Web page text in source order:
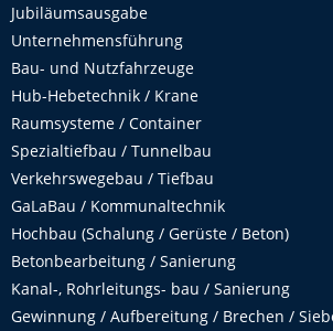
Jubiläumsausgabe
Unternehmensführung
Bau- und Nutzfahrzeuge
Hub-Hebetechnik / Krane
Raumsysteme / Container
Spezialtiefbau / Tunnelbau
Verkehrswegebau / Tiefbau
GaLaBau / Kommunaltechnik
Hochbau (Schalung / Gerüste / Beton)
Betonbearbeitung / Sanierung
Kanal-, Rohrleitungs- bau / Sanierung
Gewinnung / Aufbereitung / Brechen /